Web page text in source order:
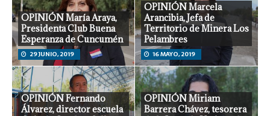
OPINIÓN María Araya,
Presidenta Club Buena
Esperanza de Cuncumén
29 JUNIO, 2019
OPINIÓN Marcela
Arancibia, Jefa de
Territorio de Minera Los
Pelambres
16 MAYO, 2019
OPINIÓN Fernando
Álvarez, director escuela
OPINIÓN Miriam
Barrera Chávez, tesorera